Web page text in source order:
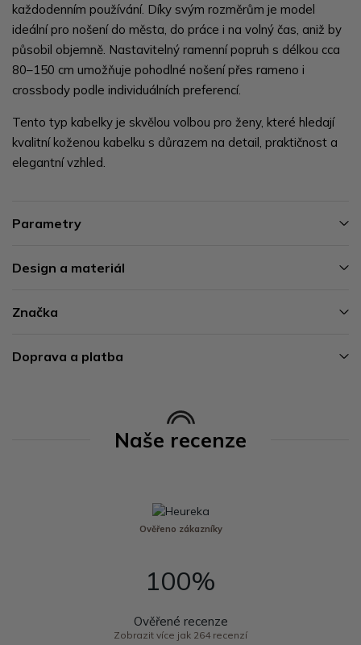
každodenním používání. Díky svým rozměrům je model
ideální pro nošení do města, do práce i na volný čas, aniž by
působil objemně. Nastavitelný ramenní popruh s délkou cca
80–150 cm umožňuje pohodlné nošení přes rameno i
crossbody podle individuálních preferencí.
Tento typ kabelky je skvělou volbou pro ženy, které hledají
kvalitní koženou kabelku s důrazem na detail, praktičnost a
elegantní vzhled.
Parametry
Design a materiál
Značka
Doprava a platba
Naše recenze
Ověřeno zákazníky
100%
Ověřené recenze
Zobrazit více jak 264 recenzí